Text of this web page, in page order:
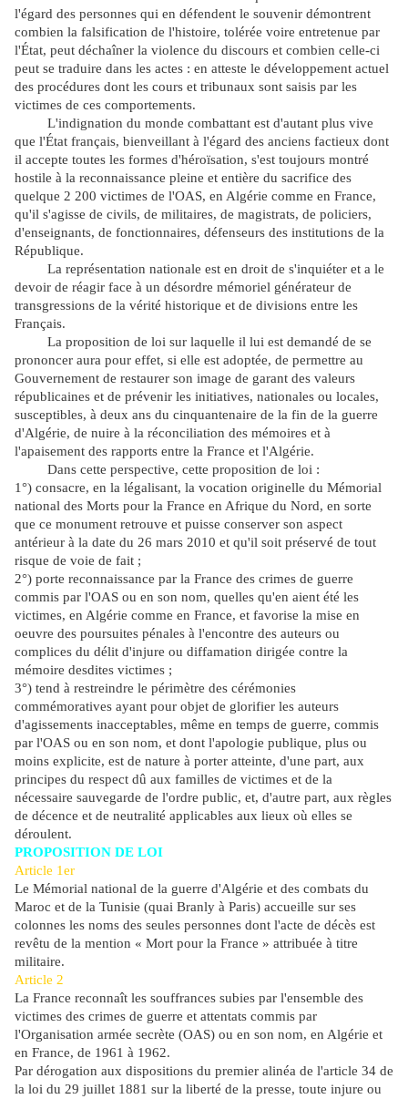
l'égard des personnes qui en défendent le souvenir démontrent
combien la falsification de l'histoire, tolérée voire entretenue par
l'État, peut déchaîner la violence du discours et combien celle-ci
peut se traduire dans les actes : en atteste le développement actuel
des procédures dont les cours et tribunaux sont saisis par les
victimes de ces comportements.
L'indignation du monde combattant est d'autant plus vive
que l'État français, bienveillant à l'égard des anciens factieux dont
il accepte toutes les formes d'héroïsation, s'est toujours montré
hostile à la reconnaissance pleine et entière du sacrifice des
quelque 2 200 victimes de l'OAS, en Algérie comme en France,
qu'il s'agisse de civils, de militaires, de magistrats, de policiers,
d'enseignants, de fonctionnaires, défenseurs des institutions de la
République.
La représentation nationale est en droit de s'inquiéter et a le
devoir de réagir face à un désordre mémoriel générateur de
transgressions de la vérité historique et de divisions entre les
Français.
La proposition de loi sur laquelle il lui est demandé de se
prononcer aura pour effet, si elle est adoptée, de permettre au
Gouvernement de restaurer son image de garant des valeurs
républicaines et de prévenir les initiatives, nationales ou locales,
susceptibles, à deux ans du cinquantenaire de la fin de la guerre
d'Algérie, de nuire à la réconciliation des mémoires et à
l'apaisement des rapports entre la France et l'Algérie.
Dans cette perspective, cette proposition de loi :
1°) consacre, en la légalisant, la vocation originelle du Mémorial
national des Morts pour la France en Afrique du Nord, en sorte
que ce monument retrouve et puisse conserver son aspect
antérieur à la date du 26 mars 2010 et qu'il soit préservé de tout
risque de voie de fait ;
2°) porte reconnaissance par la France des crimes de guerre
commis par l'OAS ou en son nom, quelles qu'en aient été les
victimes, en Algérie comme en France, et favorise la mise en
oeuvre des poursuites pénales à l'encontre des auteurs ou
complices du délit d'injure ou diffamation dirigée contre la
mémoire desdites victimes ;
3°) tend à restreindre le périmètre des cérémonies
commémoratives ayant pour objet de glorifier les auteurs
d'agissements inacceptables, même en temps de guerre, commis
par l'OAS ou en son nom, et dont l'apologie publique, plus ou
moins explicite, est de nature à porter atteinte, d'une part, aux
principes du respect dû aux familles de victimes et de la
nécessaire sauvegarde de l'ordre public, et, d'autre part, aux règles
de décence et de neutralité applicables aux lieux où elles se
déroulent.
PROPOSITION DE LOI
Article 1er
Le Mémorial national de la guerre d'Algérie et des combats du
Maroc et de la Tunisie (quai Branly à Paris) accueille sur ses
colonnes les noms des seules personnes dont l'acte de décès est
revêtu de la mention « Mort pour la France » attribuée à titre
militaire.
Article 2
La France reconnaît les souffrances subies par l'ensemble des
victimes des crimes de guerre et attentats commis par
l'Organisation armée secrète (OAS) ou en son nom, en Algérie et
en France, de 1961 à 1962.
Par dérogation aux dispositions du premier alinéa de l'article 34 de
la loi du 29 juillet 1881 sur la liberté de la presse, toute injure ou